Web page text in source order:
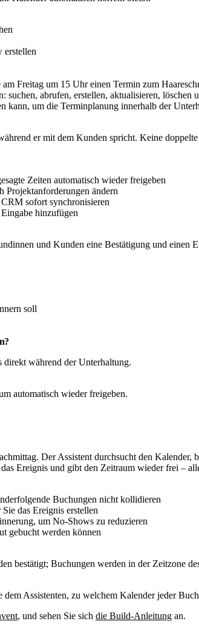
erstellen
Freitag um 15 Uhr einen Termin zum
um die Terminplanung innerhalb der
er mit dem Kunden spricht. Keine
Zeiten automatisch wieder freigeben
Projektanforderungen ändern
sofort synchronisieren
hinzufügen
und Kunden eine Bestätigung und einen
soll
direkt während der Unterhaltung.
automatisch wieder freigeben.
Der Assistent durchsucht den
Ereignis und gibt den Zeitraum wieder frei –
Buchungen nicht kollidieren
das Ereignis erstellen
um No-Shows zu reduzieren
gebucht werden können
bestätigt; Buchungen werden in der Zeitzone
Assistenten, zu welchem Kalender jeder
, und sehen Sie sich die Build-Anleitung an.